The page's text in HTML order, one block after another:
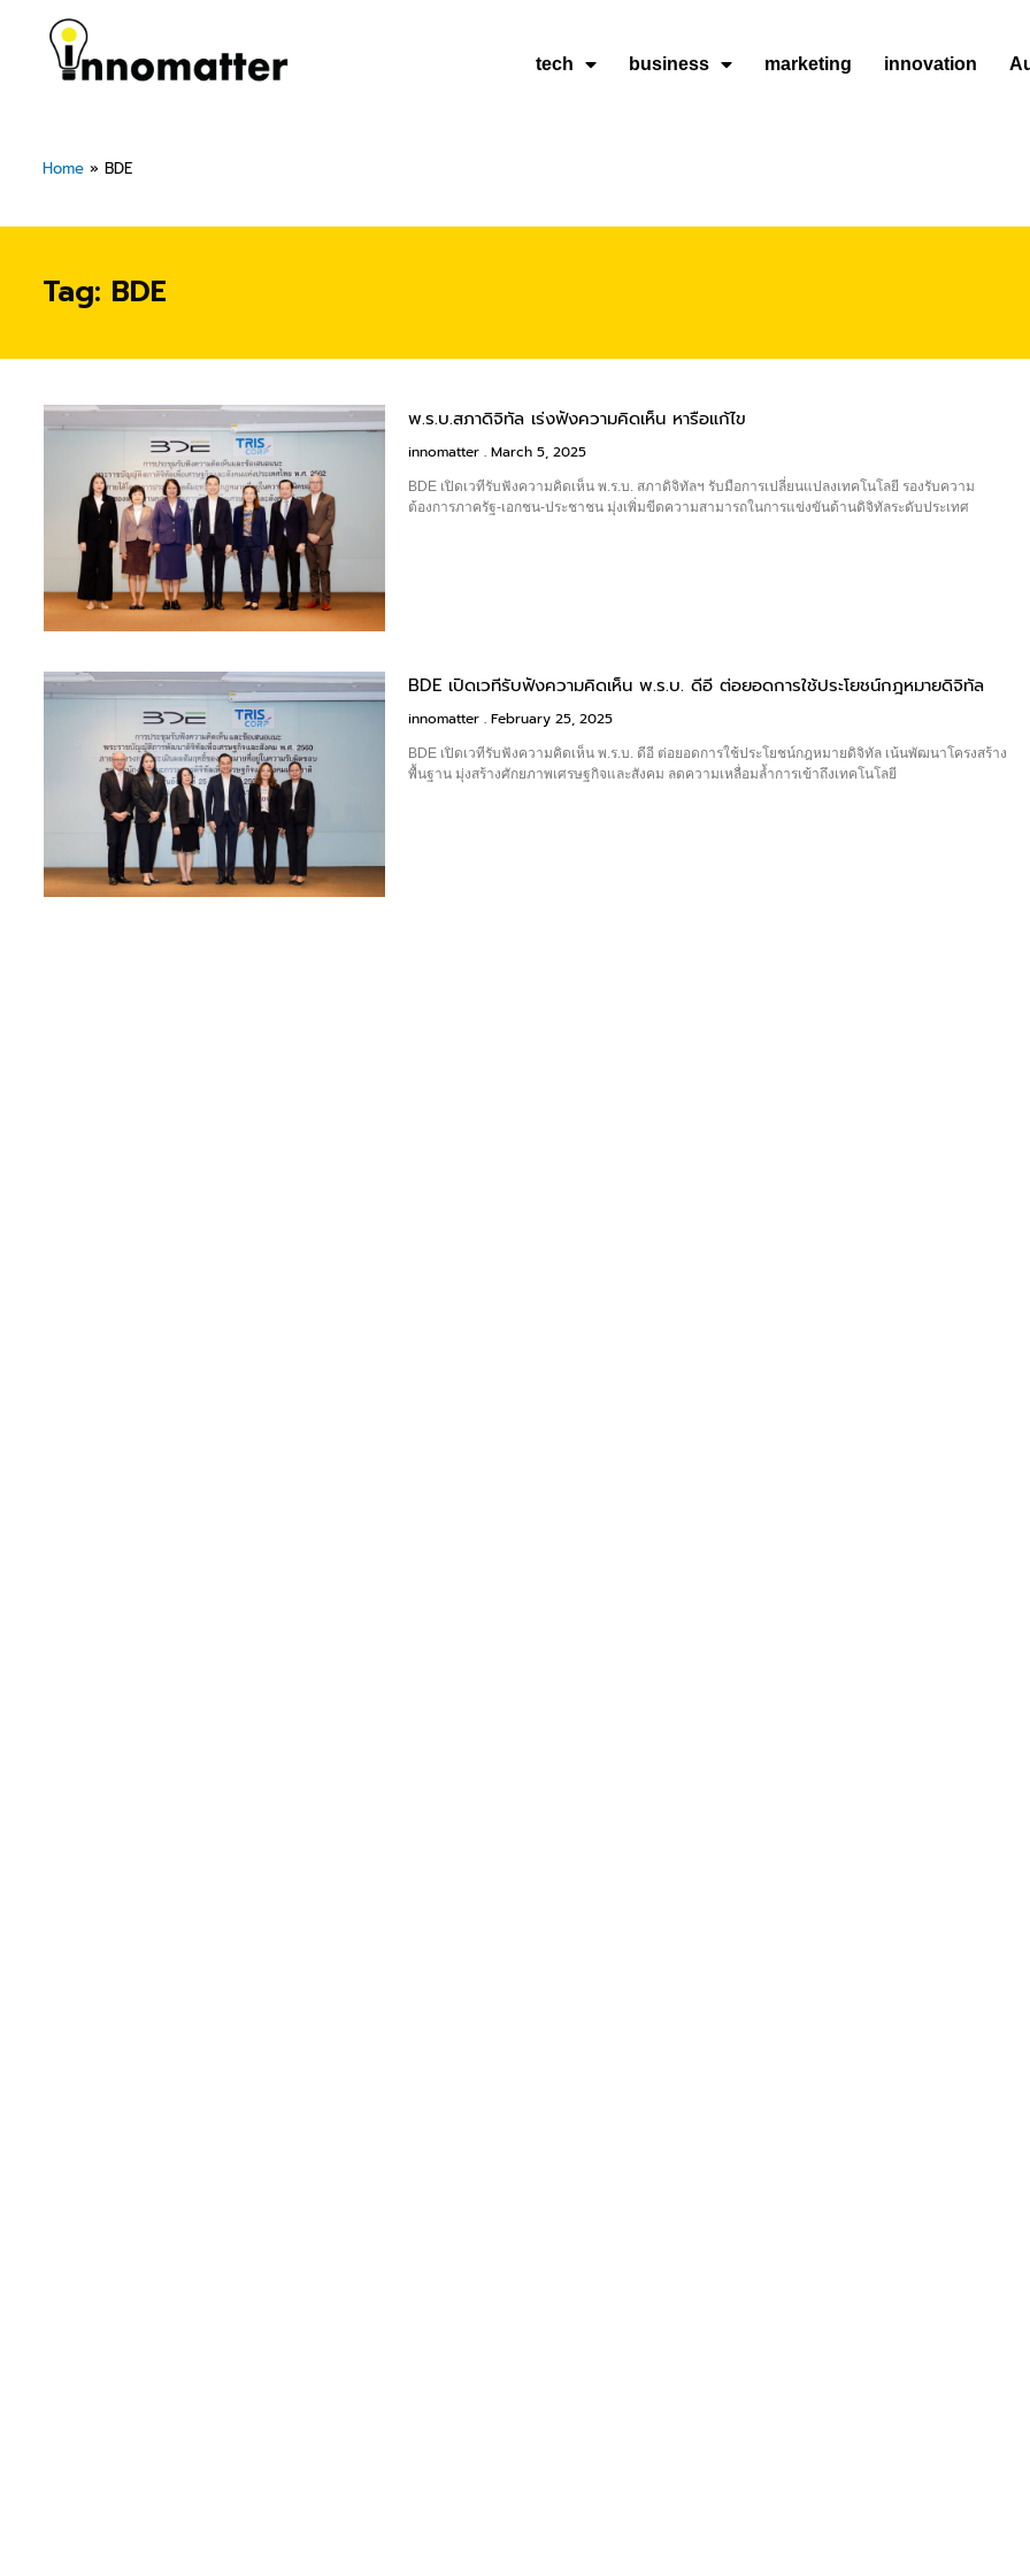
content
tech business marketing innovation
Home» BDE
Tag: BDE
พ.ร.บ.สภาดิจิทัล เร่งฟังความคิดเห็น หารือแก้ไข
innomatter March 5, 2025
BDE เปิดเวทีรับฟังความคิดเห็น พ.ร.บ. สภาดิจิทัลฯ รับมือการเปลี่ยนแปลงเทคโนโลยี รองรับความ
ต้องการภาครัฐ-เอกชน-ประชาชน มุ่งเพิ่มขีดความสามารถในการแข่งขันด้านดิจิทัลระดับประเทศ
BDE เปิดเวทีรับฟังความคิดเห็น พ.ร.บ. ดีอี ต่อยอดการใช้ประโยชน์กฎหมายดิจิทัล
innomatter February 25, 2025
BDE เปิดเวทีรับฟังความคิดเห็น พ.ร.บ. ดีอี ต่อยอดการใช้ประโยชน์กฎหมายดิจิทัล เน้นพัฒนาโครงสร้าง
พื้นฐาน มุ่งสร้างศักยภาพเศรษฐกิจและสังคม ลดความเหลื่อมล้ำการเข้าถึงเทคโนโลยี